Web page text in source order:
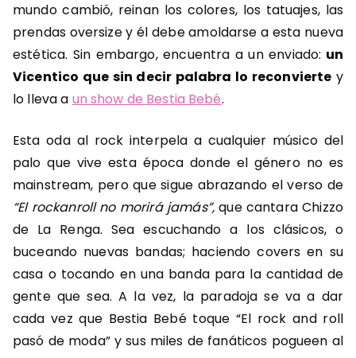
mundo cambió, reinan los colores, los tatuajes, las
prendas oversize y él debe amoldarse a esta nueva
estética. Sin embargo, encuentra a un enviado: un
Vicentico que sin decir palabra lo reconvierte y
lo lleva a un show de Bestia Bebé.
Esta oda al rock interpela a cualquier músico del
palo que vive esta época donde el género no es
mainstream, pero que sigue abrazando el verso de
“El rockanroll no morirá jamás”,que cantara Chizzo
de La Renga. Sea escuchando a los clásicos, o
buceando nuevas bandas; haciendo covers en su
casa o tocando en una banda para la cantidad de
gente que sea. A la vez, la paradoja se va a dar
cada vez que Bestia Bebé toque “El rock and roll
pasó de moda” y sus miles de fanáticos pogueen al